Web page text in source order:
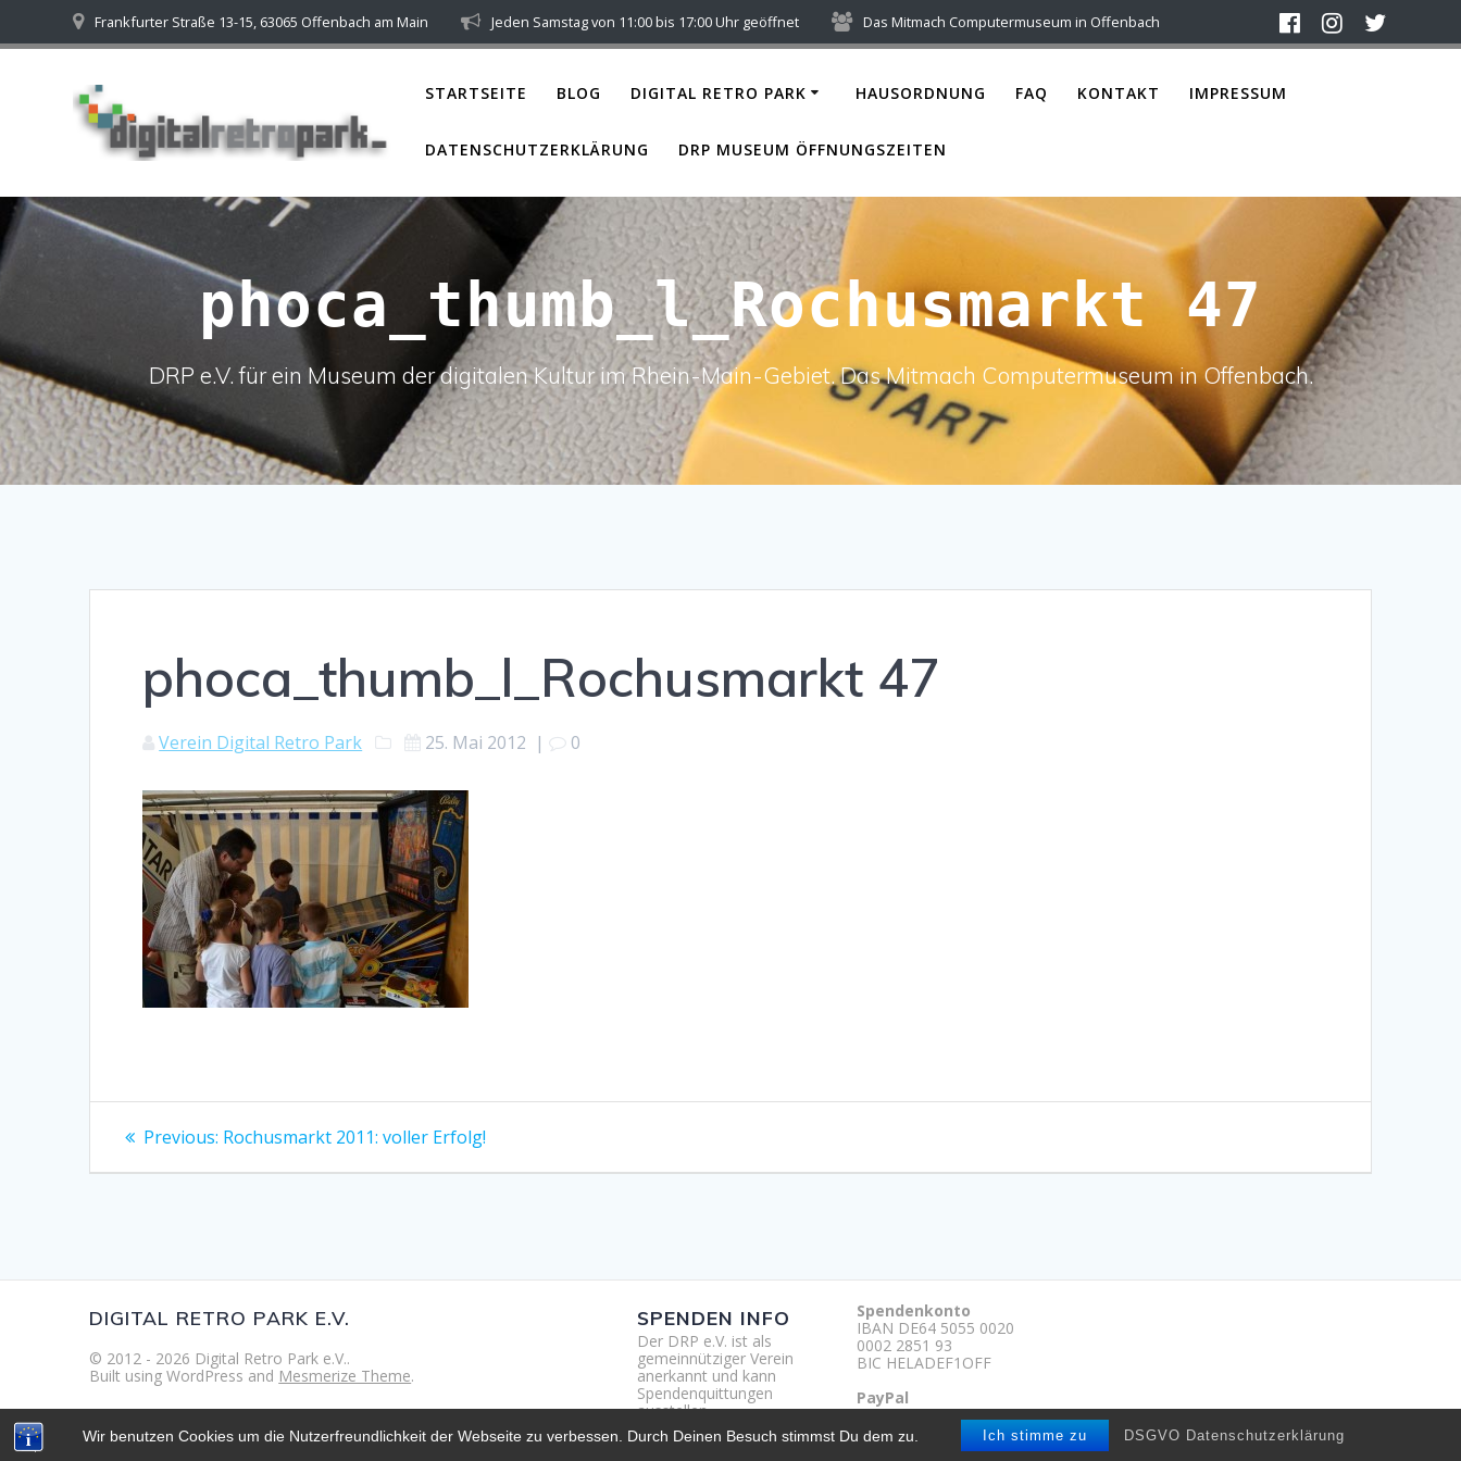
Wir benutzen Cookies um die Nutzerfreundlichkeit der Webseite zu verbessen. Durch Deinen Besuch stimmst Du dem zu. Ich stimme zu DSGVO Datenschutzerklärung
to
Frankfurter Straße 13-15, 63065 Offenbach am Main Jeden Samstag von 11:00 bis 17:00 Uhr geöffnet Das Mitmach Computermuseum in Offenbach
STARTSEITE BLOG DIGITAL RETRO PARK HAUSORDNUNG FAQ KONTAKT IMPRESSUM
DATENSCHUTZERKLÄRUNG DRP MUSEUM ÖFFNUNGSZEITEN
phoca_thumb_l_Rochusmarkt 47
DRP e.V. für ein Museum der digitalen Kultur im Rhein-Main-Gebiet. Das Mitmach Computermuseum in Offenbach.
phoca_thumb_l_Rochusmarkt 47
Verein Digital Retro Park 25. Mai 2012 | 0
Beitragsnavigation
Previous: Previous
Rochusmarkt 2011: voller Erfolg!
DIGITAL RETRO PARK E.V.
© 2012 - 2026 Digital Retro Park e.V..
Built using WordPress and Mesmerize Theme.
SPENDEN INFO
Der DRP e.V. ist als
gemeinnütziger Verein
anerkannt und kann
Spendenquittungen
ausstellen.
Spendenkonto
IBAN DE64 5055 0020
0002 2851 93
BIC HELADEF1OFF
PayPal
http://paypal.me/drpmuse
um